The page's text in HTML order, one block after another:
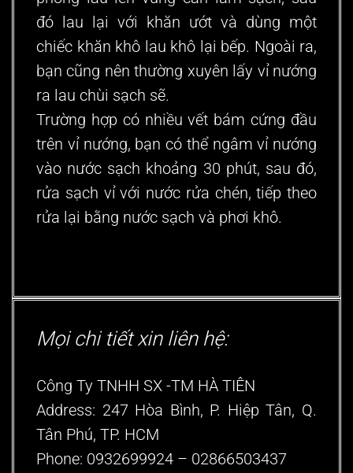
đó lau lại với khăn ướt và dùng một
chiếc khăn khô lau khô lại bếp. Ngoài ra,
bạn cũng nên thường xuyên lấy vỉ nướng
ra lau chùi sạch sẽ.
Trường hợp có nhiều vết bám cứng đầu
trên vỉ nướng, bạn có thể ngâm vỉ nướng
vào nước sạch khoảng 30 phút, sau đó,
rửa sạch vỉ với nước rửa chén, tiếp theo
rửa lại bằng nước sạch và phơi khô.
Mọi chi tiết xin liên hệ:
Công Ty TNHH SX -TM HÀ TIÊN
Address: 247 Hòa Bình, P. Hiệp Tân, Q.
Tân Phú, TP. HCM
Phone: 0932699924 – 02866503437